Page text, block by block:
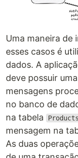
Uma maneira de
esses casos é
dados. A
deve possuir
mensagens
no banco de
na tabela Products
mensagem na
As duas